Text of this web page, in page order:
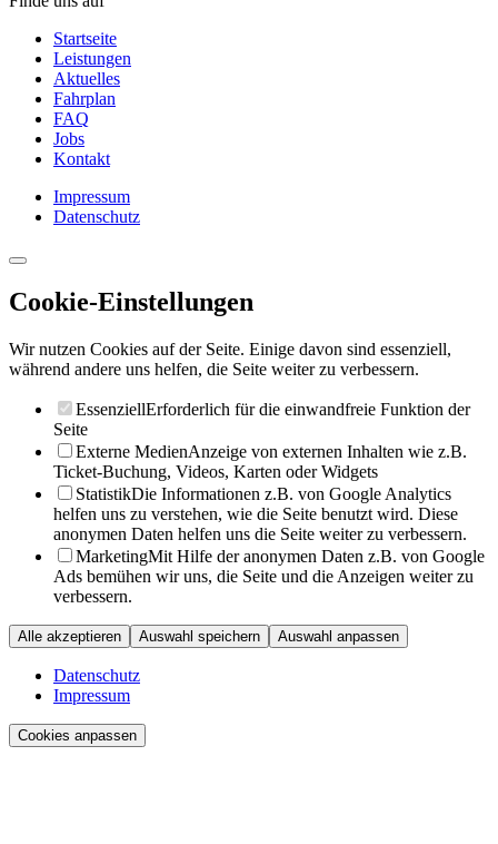
Startseite
Leistungen
Aktuelles
Fahrplan
FAQ
Jobs
Kontakt
Impressum
Datenschutz
Cookie-Einstellungen
Wir nutzen Cookies auf der Seite. Einige davon sind essenziell,
während andere uns helfen, die Seite weiter zu verbessern.
EssenziellErforderlich für die einwandfreie Funktion der
Seite
Externe MedienAnzeige von externen Inhalten wie z.B.
Ticket-Buchung, Videos, Karten oder Widgets
StatistikDie Informationen z.B. von Google Analytics
helfen uns zu verstehen, wie die Seite benutzt wird. Diese
anonymen Daten helfen uns die Seite weiter zu verbessern.
MarketingMit Hilfe der anonymen Daten z.B. von Google
Ads bemühen wir uns, die Seite und die Anzeigen weiter zu
verbessern.
Alle akzeptieren Auswahl speichern Auswahl anpassen
Datenschutz
Impressum
Cookies anpassen